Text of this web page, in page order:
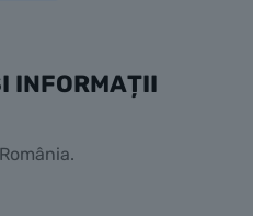
INFORMAȚII